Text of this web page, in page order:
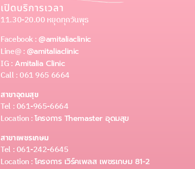
เปิดบริการเวลา
11.30-20.00 หยุดทุกวันพุธ
Facebook :@amitaliaclinic
Line@ :@amitaliaclinic
IG : Amitalia Clinic
Call : 061 965 6664
สาขาอุดมสุข
Tel : 061-965-6664
Location :โครงการ Themaster อุดมสุข
สาขาเพชรเกษม
Tel : 061-242-6645
Location :โครงการ เวิร์คเพลส เพชรเกษม 81-2